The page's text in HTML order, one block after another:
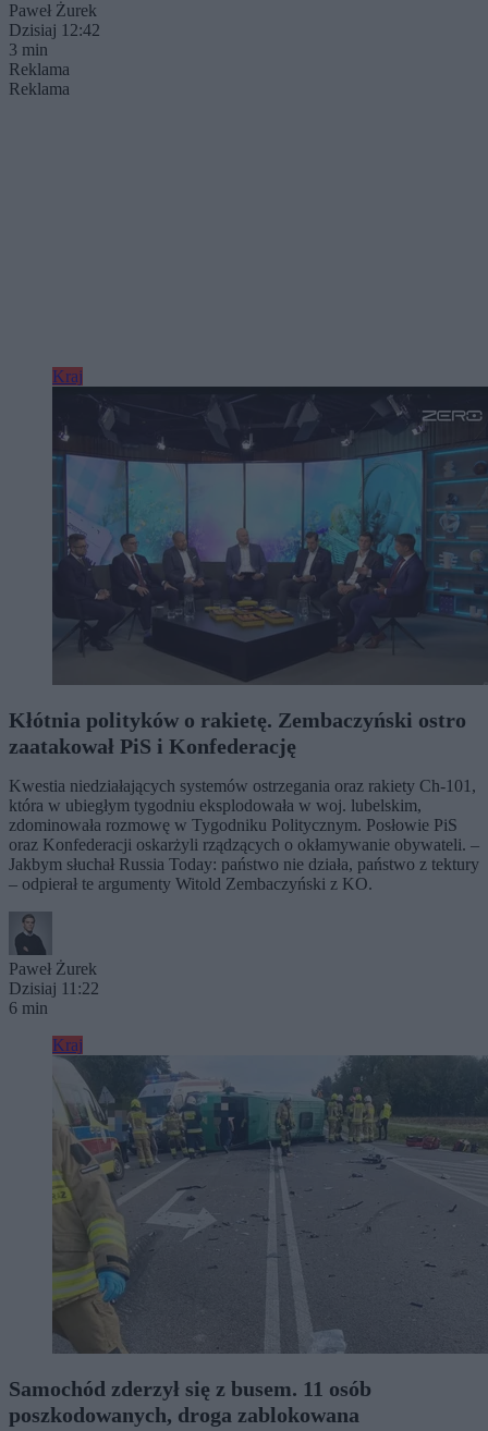
Paweł Żurek
Dzisiaj 12:42
3 min
Reklama
Reklama
Kraj
Kłótnia polityków o rakietę. Zembaczyński ostro
zaatakował PiS i Konfederację
Kwestia niedziałających systemów ostrzegania oraz rakiety Ch-101,
która w ubiegłym tygodniu eksplodowała w woj. lubelskim,
zdominowała rozmowę w Tygodniku Politycznym. Posłowie PiS
oraz Konfederacji oskarżyli rządzących o okłamywanie obywateli. –
Jakbym słuchał Russia Today: państwo nie działa, państwo z tektury
– odpierał te argumenty Witold Zembaczyński z KO.
Paweł Żurek
Dzisiaj 11:22
6 min
Kraj
Samochód zderzył się z busem. 11 osób
poszkodowanych, droga zablokowana